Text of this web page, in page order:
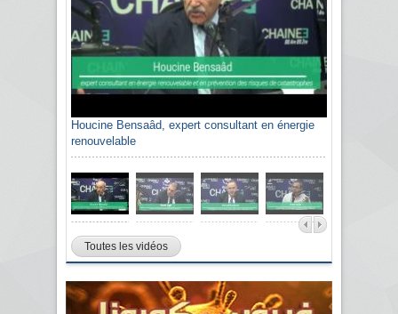
Houcine Bensaâd, expert consultant en énergie
renouvelable
Toutes les vidéos